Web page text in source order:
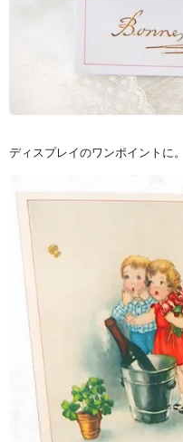
ディスプレイのワンポイントに。